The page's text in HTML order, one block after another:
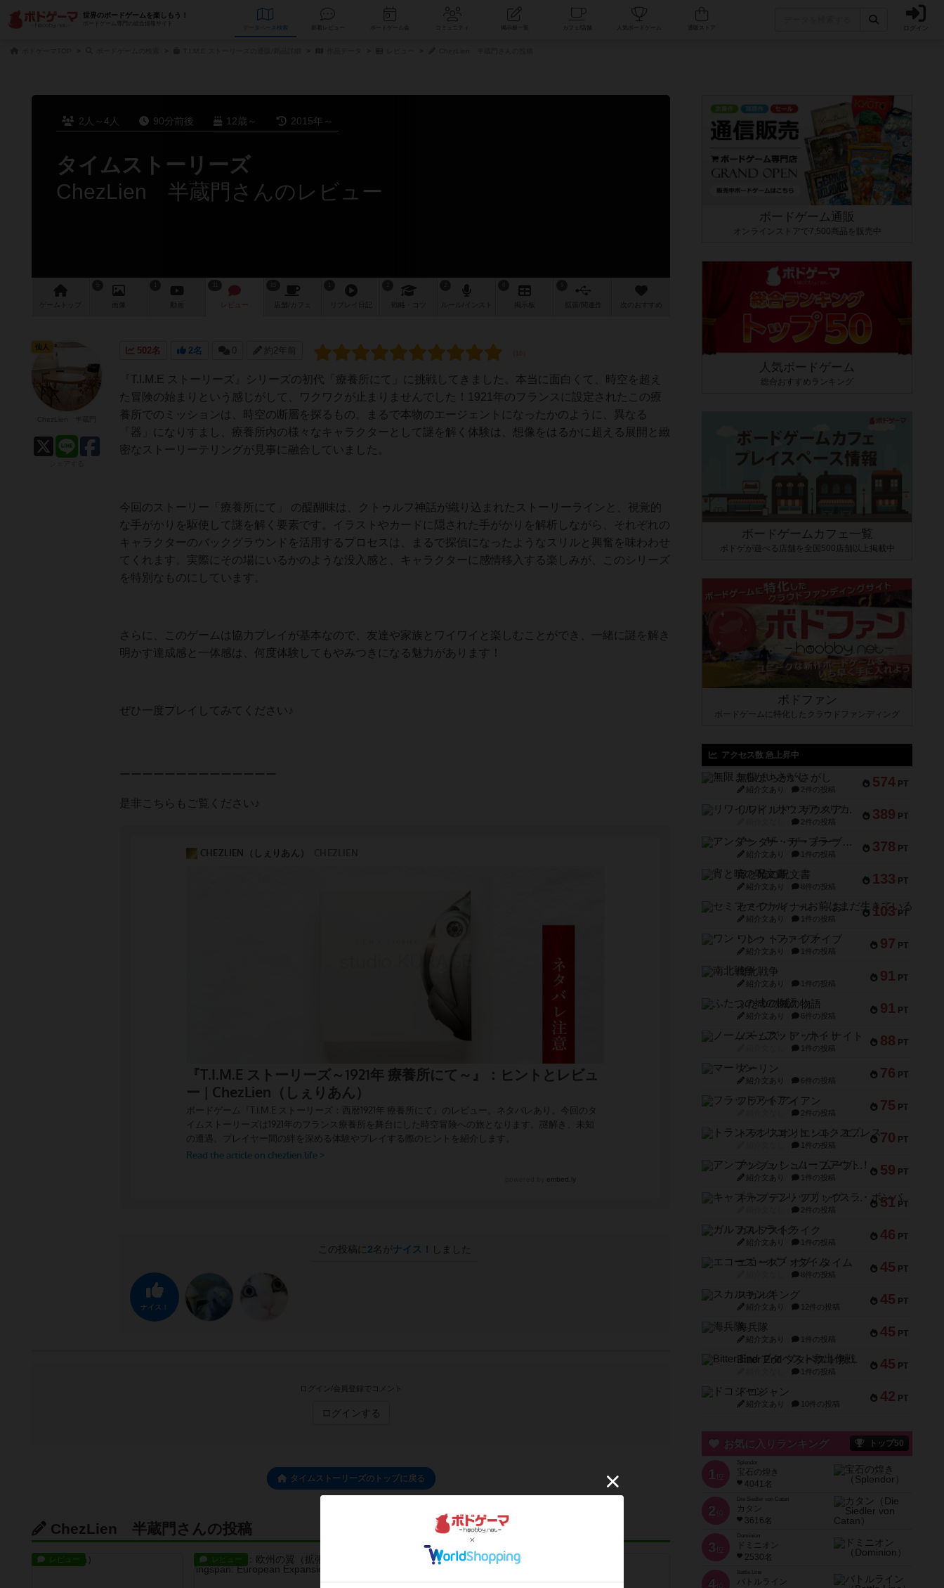
世界のボードゲームを楽しもう！
ボードゲーム専門の総合情報サイト
データベース コミュニティ 人気ボードゲーム ログイン
2人～4人 90分前後 12歳～ 2015年～
タイムストーリーズ
ChezLien 半蔵門さんのレビュー
ゲーム 画像 レビュー 店舗/ カフェ 戦略 作 次のおすすめ
502名 2名 0 約2年前
『T.I.M.E ストーリーズ』シリーズの初代「療養所にて」に挑戦してきました。本当に面白くて、時空を超え
た冒険の始まりという感じがして、ワクワクが止まりませんでした！1921年のフランスに設定されたこの療
養所でのミッションは、時空の断層を探るもの。まるで本物のエージェントになったかのように、異なる
「器」になりすまし、療養所内の様々なキャラクターとして謎を解く体験は、想像をはるかに超える展開と緻
密なストーリーテリングが見事に融合していました。
今回のストーリー「療養所にて」 の醍醐味は、クトゥルフ神話が織り込まれたストーリーラインと、視覚的
な手がかりを駆使して謎を解く要素です。イラストやカードに隠された手がかりを解析しながら、それぞれの
キャラクターのバックグラウンドを活用するプロセスは、まるで探偵になったようなスリルと興奮を味わわせ
てくれます。実際にその場にいるかのような没入感と、キャラクターに感情移入する楽しみが、このシリーズ
を特別なものにしています。
さらに、このゲームは協力プレイが基本なので、友達や家族とワイワイと楽しむことができ、一緒に謎を解き
明かす達成感と一体感は、何度体験してもやみつきになる魅力があります！
ぜひ一度プレイしてみてください♪
ーーーーーーーーーーーーーー
是非こちらもご覧ください♪
この投稿に 2名がナイス！ しました
ナイス！
仙人
ログイン/会員登録でコメント
ログインする
タイムストーリーズのトップに戻る
ChezLien 半蔵門さんの投稿
レビュー レビュー
ボードゲーム通販
オンラインストアで7,500商品を販売中
人気ボードゲーム
総合おすすめランキング
ボードゲームカフェ一覧
ボドゲが遊べる店舗を全国500店舗以上掲載中
ボドファン
ボードゲームに特化したクラウドファンディング
アクセス数 急上昇中
574 PT
無限まちがいさがし
紹介文あり 2件の投稿
389 PT
リワイルド：サウスアメリカ
2件の投稿
378 PT
アンダー・ザ・テーブラー
紹介文あり 1件の投稿
133 PT
宵と暁の呪文書
紹介文あり 8件の投稿
103 PT
セミファイナル ～お前はまだ生きている～
紹介文あり 1件の投稿
97 PT
ワン・トゥ・ファイブ
紹介文あり 1件の投稿
91 PT
南北戦争
紹介文あり 1件の投稿
91 PT
ふたつの城の物語
紹介文あり 6件の投稿
88 PT
ノームズ・アット・ナイト
1件の投稿
76 PT
マーリン
紹介文あり 6件の投稿
75 PT
フラットアイアン
2件の投稿
70 PT
トランスオリエント・エクスプレス
1件の投稿
59 PT
アンブッシュ！：ムーブアウト！
紹介文あり 1件の投稿
51 PT
キャプテン・フリップ：イスラ・ボンバ
2件の投稿
46 PT
ガルフストライク
紹介文あり 1件の投稿
45 PT
エコーズ・オブ・タイム
8件の投稿
45 PT
スカルキング
紹介文あり 12件の投稿
45 PT
海兵隊
紹介文あり 1件の投稿
45 PT
Bitter End ブタペスト救出作戦
1件の投稿
42 PT
ドコジャン
紹介文あり 10件の投稿
お気に入りランキング トップ50
1 位
宝石の煌き
4041名
2 位
Die Siedler von Catan
カタン
3616名
3 位
ドミニオン
2530名
4位
Battle Line
バトルライン